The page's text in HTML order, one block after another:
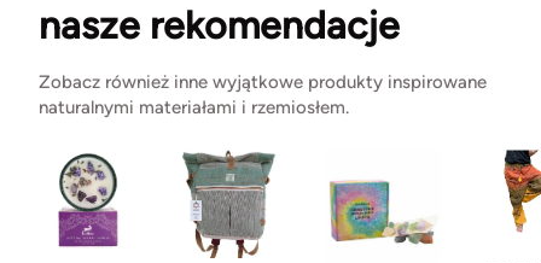
nasze rekomendacje
Zobacz również inne wyjątkowe produkty inspirowane
naturalnymi materiałami i rzemiosłem.